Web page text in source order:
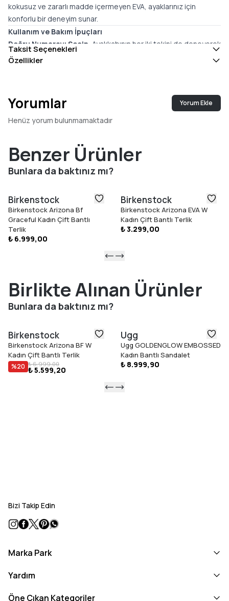
kokusuz ve zararlı madde içermeyen EVA, ayaklarınız için
konforlu bir deneyim sunar.
Kullanım ve Bakım İpuçları
Doğru Numarayı Seçin : Ayakkabının her iki tekini de deneyerek
ayağınıza en uygun numarayı ve modeli seçtiğinizden emin olun.
EVA ürünlerini ıslakken kapalı bir yerde bırakmayın; mutlaka
kurutun.
sıcaklığında kurumaya bırakın.
Ürünleriuzun süre doğrudan güneşte veya araba içinde
bırakmayın. Metal aksesuarları paslanmayı önlemek için
Ayaklarınızın yeni hareket sistemine alışabilmesi için
aralıklarla, yavaş yavaş giyin
. Kullandıkça esnekliği artacak ve
ayağınıza daha iyi uyum sağlayacaktır.
Doğal Durumlar
ve kokuya neden olabilir; bu, ürünün doğal yapısından
çatlamalar veya katmanlar arasındaki açılmalar
değildir
MALZEME
Ürün Tipi : PLAJ GRUBU
Dış Taban: EVA
Malzeme: EVA
Taban
Taksit Seçenekleri
Özellikler
Yorumlar Yorum Ekle
Henüz yorum bulunmamaktadır
Benzer Ürünler
Bunlara da baktınız mı?
Birkenstock
Birkenstock Arizona Bf
Graceful Kadın Çift Bantlı
Terlik
₺ 6.999,00
Birkenstock
Birkenstock Arizona EVA W
Kadın Çift Bantlı Terlik
₺ 3.299,00
Birlikte Alınan Ürünler
Bunlara da baktınız mı?
Birkenstock
Birkenstock Arizona BF W
Kadın Çift Bantlı Terlik
%20 ₺ 6.999,00
₺ 5.599,20
Ugg
Ugg GOLDENGLOW EMBOSSED
Kadın Bantlı Sandalet
₺ 8.999,90
Bizi Takip Edin
Marka Park
Yardım
Öne Çıkan Kategoriler